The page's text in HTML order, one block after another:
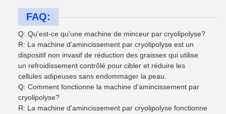
FAQ:
Q: Qu'est-ce qu'une machine de minceur par cryolipolyse?
R: La machine d'amincissement par cryolipolyse est un
dispositif non invasif de réduction des graisses qui utilise
un refroidissement contrôlé pour cibler et réduire les
cellules adipeuses sans endommager la peau.
Q: Comment fonctionne la machine d'amincissement par
cryolipolyse?
R: La machine d'amincissement par cryolipolyse fonctionne